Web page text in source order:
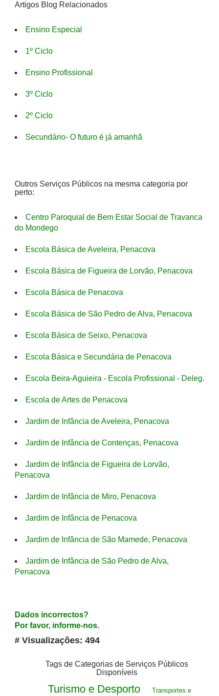
Artigos Blog Relacionados
Ensino Especial
1º Ciclo
Ensino Profissional
3º Ciclo
2º Ciclo
Secundário- O futuro é já amanhã
Outros Serviços Públicos na mesma categoria por
perto:
Centro Paroquial de Bem Estar Social de Travanca
do Mondego
Escola Básica de Aveleira, Penacova
Escola Básica de Figueira de Lorvão, Penacova
Escola Básica de Penacova
Escola Básica de São Pedro de Alva, Penacova
Escola Básica de Seixo, Penacova
Escola Básica e Secundária de Penacova
Escola Beira-Aguieira - Escola Profissional - Deleg.
Escola de Artes de Penacova
Jardim de Infância de Aveleira, Penacova
Jardim de Infância de Contenças, Penacova
Jardim de Infância de Figueira de Lorvão,
Penacova
Jardim de Infância de Miro, Penacova
Jardim de Infância de Penacova
Jardim de Infância de São Mamede, Penacova
Jardim de Infância de São Pedro de Alva,
Penacova
Dados incorrectos?
Por favor, informe-nos.
# Visualizações: 494
Tags de Categorias de Serviços Públicos
Disponíveis
Turismo e Desporto Transportes e